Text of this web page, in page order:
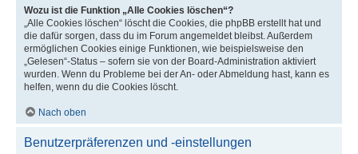
Wozu ist die Funktion „Alle Cookies löschen“?
„Alle Cookies löschen“ löscht die Cookies, die phpBB erstellt hat und
die dafür sorgen, dass du im Forum angemeldet bleibst. Außerdem
ermöglichen Cookies einige Funktionen, wie beispielsweise den
„Gelesen“-Status – sofern sie von der Board-Administration aktiviert
wurden. Wenn du Probleme bei der An- oder Abmeldung hast, kann es
helfen, wenn du die Cookies löscht.
Nach oben
Benutzerpräferenzen und -einstellungen